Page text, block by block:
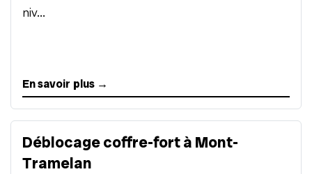
niv...
En savoir plus →
Déblocage coffre-fort à Mont-
Tramelan